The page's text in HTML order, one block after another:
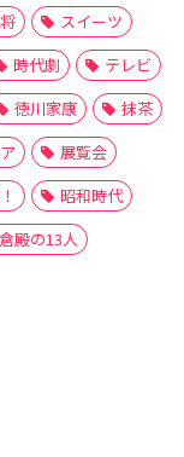
スイーツ
時代劇
テレビ
徳川家康
抹茶
展覧会
昭和時代
殿の13人